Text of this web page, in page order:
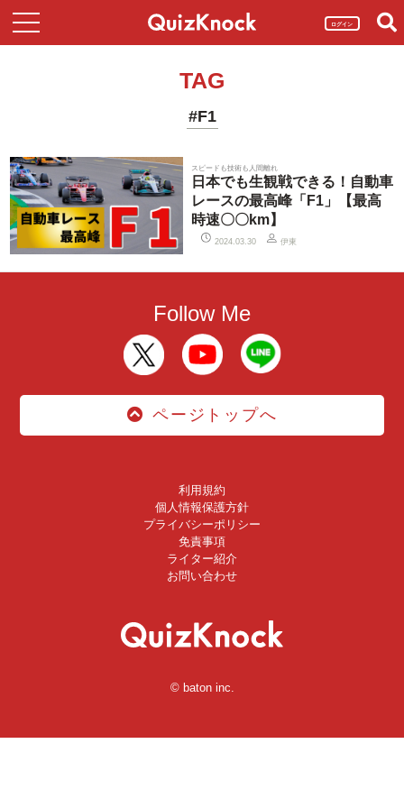
ログイン
TAG
#F1
スピードも技術も人間離れ
日本でも生観戦できる！自動車
レースの最高峰「F1」【最高
時速〇〇km】
2024.03.30 伊東
Follow Me
ページトップへ
利用規約
個人情報保護方針
プライバシーポリシー
免責事項
ライター紹介
お問い合わせ
© baton inc.